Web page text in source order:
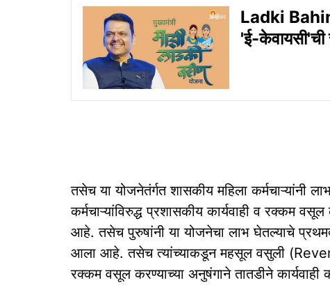
Ladki Bahin
'ई-केवायसी'ची
तसेच या योजनेतंर्गत शासकीय महिला
कर्मचाऱ्यांविरुद्ध प्रशासकीय कार्यवाही व रक्कम
आहे. तसेच पुरुषांनी या योजनेचा लाभ घेतल्याचे
आला आहे. तसेच त्यांच्याकडून महसूल वसुली
रक्कम वसूल करण्याच्या अनुषंगाने तातडीने कार्यवाही